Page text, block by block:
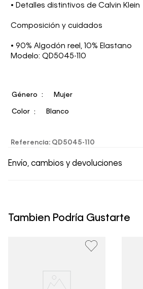
• Detalles distintivos de Calvin Klein
Composición y cuidados
• 90% Algodón reel, 10% Elastano
Modelo: QD5045-110
Género Mujer
Color Blanco
Referencia: QD5045-110
Envío, cambios y devoluciones
un período de 30 días calendario
clientes, no aceptamos
Tambien Podría Gustarte